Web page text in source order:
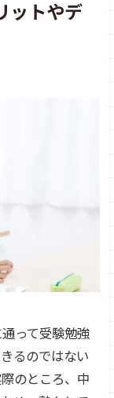
ットやデ
って受験勉強
るのではない
のところ、中